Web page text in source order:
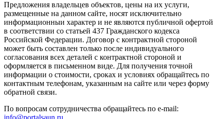
Предложения владельцев объектов, цены на их услуги,
размещенные на данном сайте, носят исключительно
информационныи характер и не являются публичной офертой
в соответствии со статьей 437 Гражданского кодекса
Российской Федерации. Договор с контрактной стороной
может быть составлен только после индивидуального
согласования всех деталей с контрактной стороной и
оформляется в письменном виде. Для получения точной
информации о стоимости, сроках и условиях обращайтесь по
контактным телефонам, указанным на сайте или через форму
обратной связи.
По вопросам сотрудничества обращайтесь по e-mail:
info@portalsaun.ru